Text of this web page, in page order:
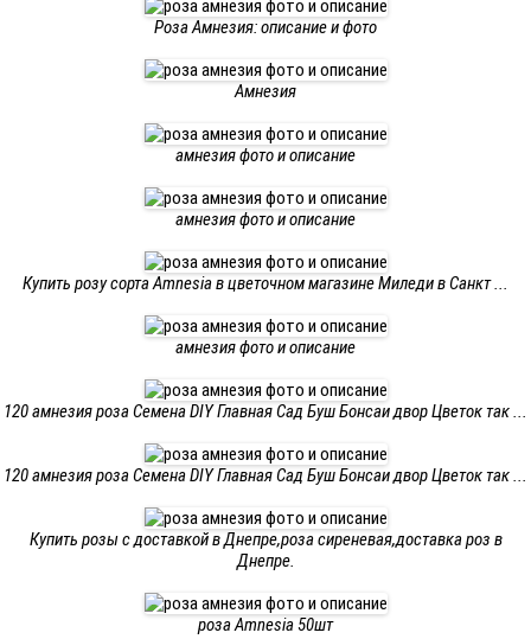
Роза Амнезия: описание и фото
Амнезия
амнезия фото и описание
амнезия фото и описание
Купить розу сорта Amnesia в цветочном магазине Миледи в Санкт ...
амнезия фото и описание
120 амнезия роза Семена DIY Главная Сад Буш Бонсаи двор Цветок так ...
120 амнезия роза Семена DIY Главная Сад Буш Бонсаи двор Цветок так ...
Купить розы с доставкой в Днепре,роза сиреневая,доставка роз в
Днепре.
роза Amnesia 50шт